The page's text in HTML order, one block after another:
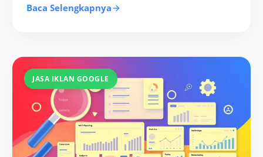
Baca Selengkapnya
JASA IKLAN GOOGLE